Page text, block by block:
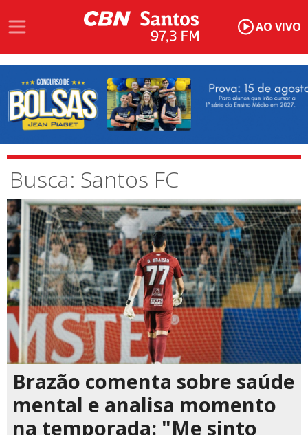
AO VIVO
Busca: Santos FC
Brazão comenta sobre saúde
mental e analisa momento
na temporada: "Me sinto